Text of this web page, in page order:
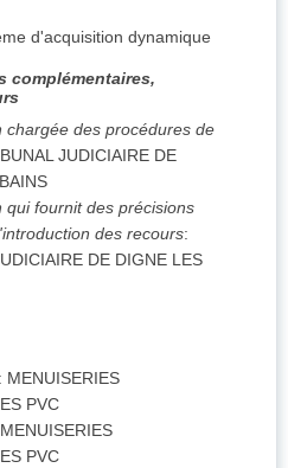
d'acquisition dynamique
complémentaires,
chargée des procédures de
JUDICIAIRE DE
qui fournit des précisions
des recours:
DE DIGNE LES
MENUISERIES
PVC
MENUISERIES
PVC